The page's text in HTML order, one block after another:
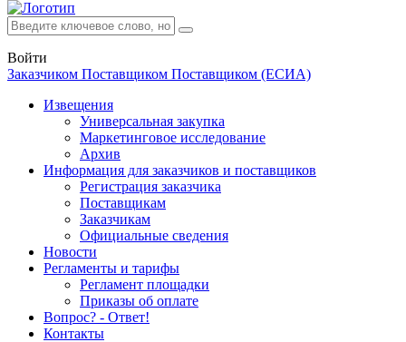
Войти
Заказчиком Поставщиком Поставщиком (ЕСИА)
Извещения
Универсальная закупка
Маркетинговое исследование
Архив
Информация для заказчиков и поставщиков
Регистрация заказчика
Поставщикам
Заказчикам
Официальные сведения
Новости
Регламенты и тарифы
Регламент площадки
Приказы об оплате
Вопрос? - Ответ!
Контакты